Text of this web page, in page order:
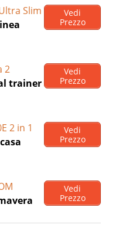
Slim
Vedi
Prezzo
2
trainer
Vedi
Prezzo
2 in 1
Vedi
Prezzo
Vedi
Prezzo